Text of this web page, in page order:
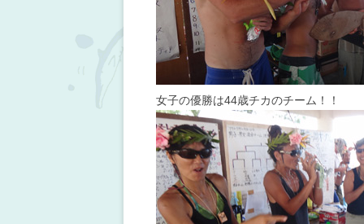
女子の優勝は44歳チカのチーム！！